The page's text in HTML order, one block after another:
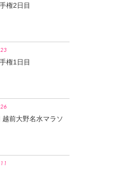
権2日目
権1日目
越前大野名水マラソ